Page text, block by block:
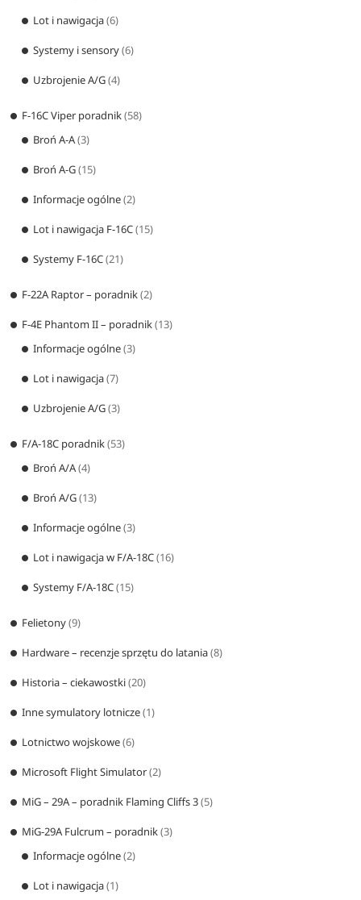
Lot i nawigacja(6)
Systemy i sensory(6)
Uzbrojenie A/G(4)
F-16C Viper poradnik(58)
Broń A-A(3)
Broń A-G(15)
Informacje ogólne(2)
Lot i nawigacja F-16C(15)
Systemy F-16C(21)
F-22A Raptor – poradnik(2)
F-4E Phantom II – poradnik(13)
Informacje ogólne(3)
Lot i nawigacja(7)
Uzbrojenie A/G(3)
F/A-18C poradnik(53)
Broń A/A(4)
Broń A/G(13)
Informacje ogólne(3)
Lot i nawigacja w F/A-18C(16)
Systemy F/A-18C(15)
Felietony(9)
Hardware – recenzje sprzętu do latania(8)
Historia – ciekawostki(20)
Inne symulatory lotnicze(1)
Lotnictwo wojskowe(6)
Microsoft Flight Simulator(2)
MiG – 29A – poradnik Flaming Cliffs 3(5)
MiG-29A Fulcrum – poradnik(3)
Informacje ogólne(2)
Lot i nawigacja(1)